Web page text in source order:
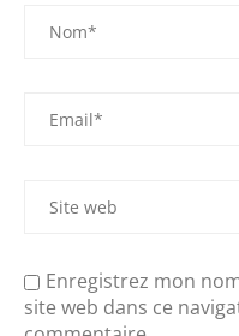
Enregistrez mon
site web dans ce